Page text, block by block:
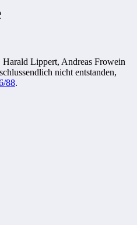
Lippert, Andreas Frowein
nicht entstanden,
88.